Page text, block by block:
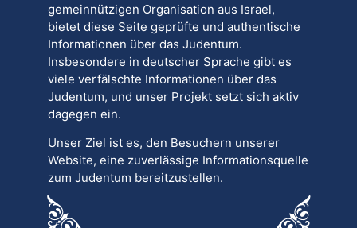
gemeinnützigen Organisation aus Israel,
bietet diese Seite geprüfte und authentische
Informationen über das Judentum.
Insbesondere in deutscher Sprache gibt es
viele verfälschte Informationen über das
Judentum, und unser Projekt setzt sich aktiv
dagegen ein.
Unser Ziel ist es, den Besuchern unserer
Website, eine zuverlässige Informationsquelle
zum Judentum bereitzustellen.